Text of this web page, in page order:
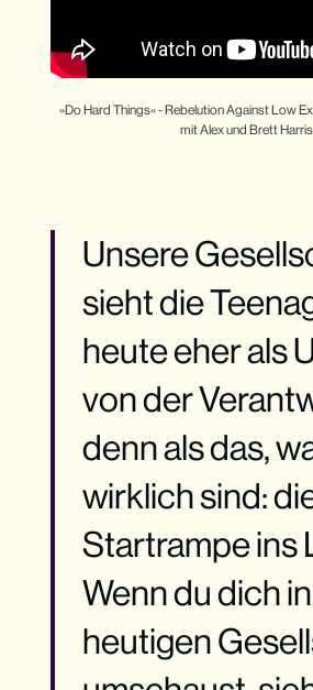
»Do Hard Things« - Rebelution Against Low
mit Alex und Brett Harris
Unsere
sieht die
heute eher als
von der
denn als das,
wirklich sind:
Startrampe ins
Wenn du dich
heutigen